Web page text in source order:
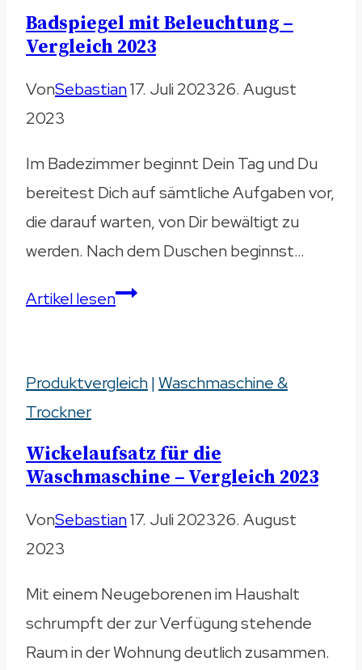
Praktische
Varianten
Aufwand
Badspiegel mit Beleuchtung –
Vergleich 2023
VonSebastian17. Juli 202326. August
2023
Im Badezimmer beginnt Dein Tag und Du
bereitest Dich auf sämtliche Aufgaben vor,
die darauf warten, von Dir bewältigt zu
werden. Nach dem Duschen beginnst…
Artikel lesenBadspiegel
–
2023
Produktvergleich|Waschmaschine &
Trockner
Wickelaufsatz für die
Waschmaschine – Vergleich 2023
VonSebastian17. Juli 202326. August
2023
Mit einem Neugeborenen im Haushalt
schrumpft der zur Verfügung stehende
Raum in der Wohnung deutlich zusammen.